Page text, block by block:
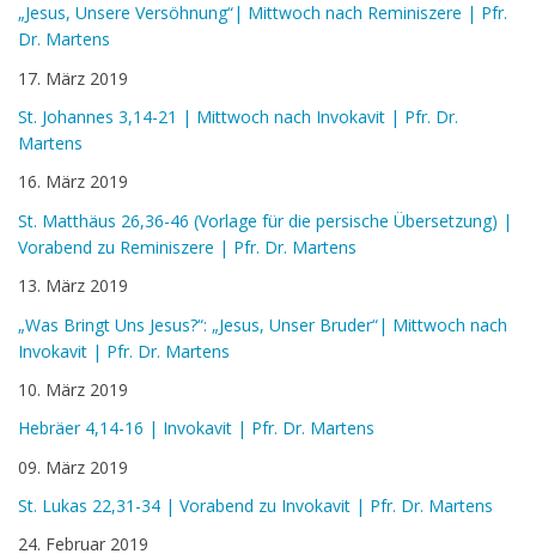
„Jesus, Unsere Versöhnung“| Mittwoch nach Reminiszere | Pfr.
Dr. Martens
17. März 2019
St. Johannes 3,14-21 | Mittwoch nach Invokavit | Pfr. Dr.
Martens
16. März 2019
St. Matthäus 26,36-46 (Vorlage für die persische Übersetzung) |
Vorabend zu Reminiszere | Pfr. Dr. Martens
13. März 2019
„Was Bringt Uns Jesus?“: „Jesus, Unser Bruder“| Mittwoch nach
Invokavit | Pfr. Dr. Martens
10. März 2019
Hebräer 4,14-16 | Invokavit | Pfr. Dr. Martens
09. März 2019
St. Lukas 22,31-34 | Vorabend zu Invokavit | Pfr. Dr. Martens
24. Februar 2019